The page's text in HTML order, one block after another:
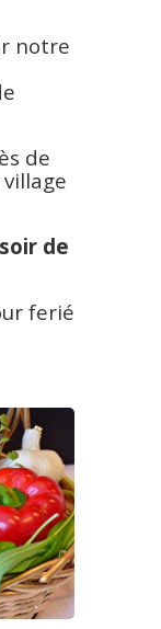
notre
de
village
de
ferié